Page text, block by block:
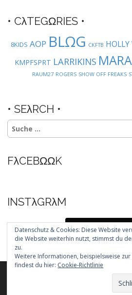
• CλTEGΩRIES •
8KIDS AOP BLΩG CKFTB
KMPFSPRT LARRIKINS
RAUM27 ROGERS SHOW OFF FREAKS
• SEλRCH •
Suche
nach:
FλCEBΩΩK
INSTλGRλM
Folg mir auf
. All
The Arcade Basic Theme by
Datenschutz & Cookies: Diese Website
die Website weiterhin nutzt, stimmst du
zu.
Weitere Informationen, beispielsweise
findest du hier: Cookie-Richtlinie